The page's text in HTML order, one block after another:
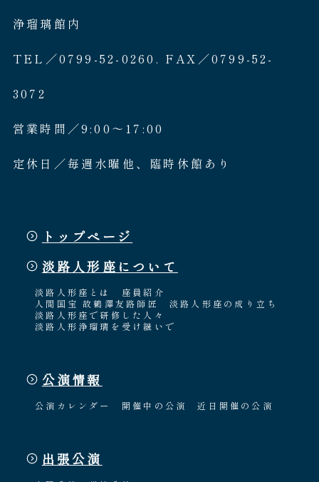
浄瑠璃館内
TEL／0799-52-0260. FAX／0799-52-
3072
営業時間／9:00〜17:00
定休日／毎週水曜他、臨時休館あり
トップページ
淡路人形座について
淡路人形座とは
座員紹介
人間国宝 故鶴澤友路師匠
淡路人形座の成り立ち
淡路人形座で研修した人々
淡路人形浄瑠璃を受け継いで
公演情報
公演カレンダー 開催中の公演 近日開催の公演
出張公演